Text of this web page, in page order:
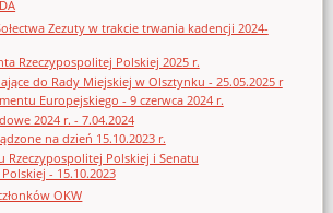
Zezuty w trakcie trwania kadencji 2024-
Rzeczypospolitej Polskiej 2025 r.
do Rady Miejskiej w Olsztynku - 25.05.2025 r
Europejskiego - 9 czerwca 2024 r.
2024 r. - 7.04.2024
na dzień 15.10.2023 r.
Rzeczypospolitej Polskiej i Senatu
- 15.10.2023
OKW